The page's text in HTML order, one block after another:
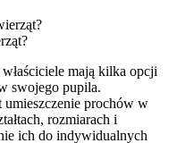
mają kilka opcji
swojego pupila.
prochów w
rozmiarach i
ich do indywidualnych